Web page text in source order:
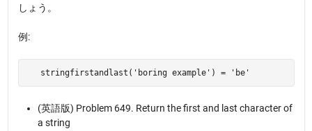
しょう。
例:
   stringfirstandlast('boring example') = 'be'
(英語版) Problem 649. Return the first and last character of
a string